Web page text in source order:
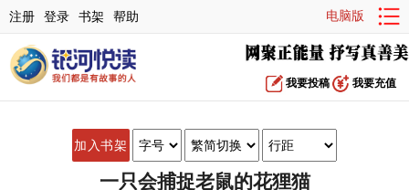
注册 登录 书架 帮助 电脑版
我要投稿 我要充值
加入书架
一只会捕捉老鼠的花狸猫